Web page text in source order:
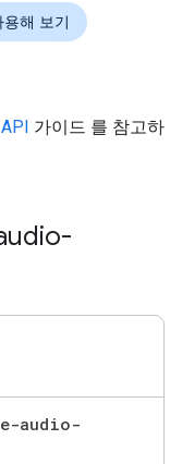
해 보기
가이드 를 참고하
audio-